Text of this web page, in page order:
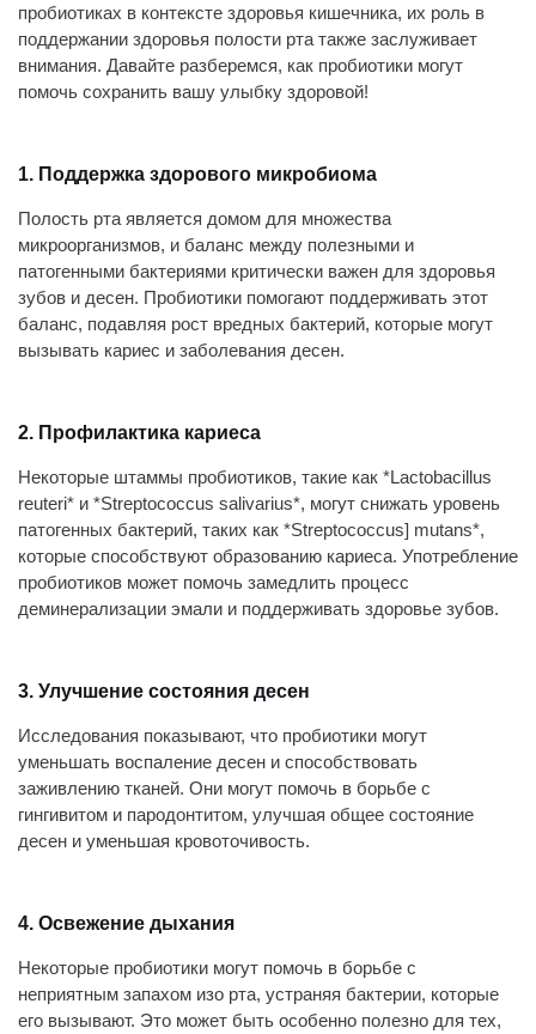
посещение стоматолога
пробиотиках в контексте здоровья кишечника, их роль в
поддержании здоровья полости рта также заслуживает
внимания. Давайте разберемся, как пробиотики могут
помочь сохранить вашу улыбку здоровой!
1. Поддержка здорового микробиома
Полость рта является домом для множества
микроорганизмов, и баланс между полезными и
патогенными бактериями критически важен для здоровья
зубов и десен. Пробиотики помогают поддерживать этот
баланс, подавляя рост вредных бактерий, которые могут
вызывать кариес и заболевания десен.
2. Профилактика кариеса
Некоторые штаммы пробиотиков, такие как *Lactobacillus
reuteri* и *Streptococcus salivarius*, могут снижать уровень
патогенных бактерий, таких как *Streptococcus] mutans*,
которые способствуют образованию кариеса. Употребление
пробиотиков может помочь замедлить процесс
деминерализации эмали и поддерживать здоровье зубов.
3. Улучшение состояния десен
Исследования показывают, что пробиотики могут
уменьшать воспаление десен и способствовать
заживлению тканей. Они могут помочь в борьбе с
гингивитом и пародонтитом, улучшая общее состояние
десен и уменьшая кровоточивость.
4. Освежение дыхания
Некоторые пробиотики могут помочь в борьбе с
неприятным запахом изо рта, устраняя бактерии, которые
его вызывают. Это может быть особенно полезно для тех,